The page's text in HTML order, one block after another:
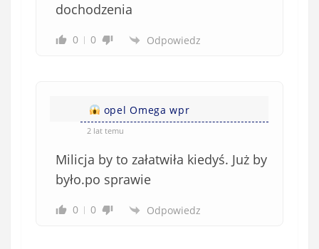
dochodzenia
0 0 Odpowiedz
opel Omega wpr
2 lat temu
Milicja by to załatwiła kiedyś. Już by
było.po sprawie
0 0 Odpowiedz